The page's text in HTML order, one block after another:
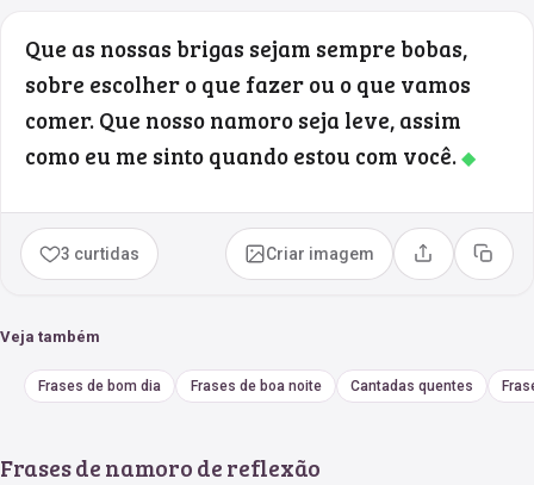
Que as nossas brigas sejam sempre bobas,
sobre escolher o que fazer ou o que vamos
comer. Que nosso namoro seja leve, assim
como eu me sinto quando estou com você.◆
3 curtidas Criar imagem Compartilhar
Copiar
Veja também
Frases de bom dia Frases de boa noite Cantadas quentes
Frases de namoro de reflexão